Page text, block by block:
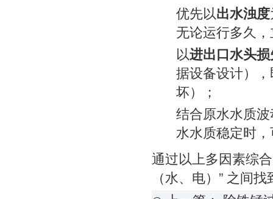
优先以出水浊度
无论运行多久
以进出口水头损
据设备设计）
坏）；
结合原水水质
水水质稳定时
通过以上多因素综
（水、电）” 之间